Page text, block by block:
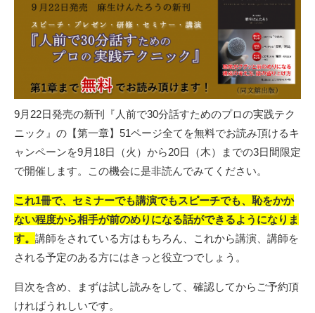
9月22日発売の新刊『 人前で30分話すためのプロの実践テク
ニック 』の【第一章】51ページ全てを無料でお読み頂けるキ
ャンペーンを9月18日（火）から20日（木）までの3日間限定
で開催します。この機会に是非読んでみてください。
これ1冊で、セミナーでも講演でもスピーチでも、恥をかか
ない程度から相手が前のめりになる話ができるようになりま
す。 講師をされている方はもちろん、これから講演、講師を
される予定のある方にはきっと役立つでしょう。
目次を含め、まずは試し読みをして、確認してからご予約頂
ければうれしいです。